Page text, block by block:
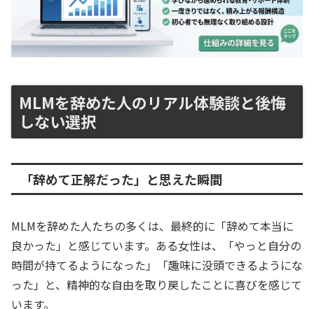
MLMを辞めた人のリアル体験談と後悔
しない選択
「辞めて正解だった」と思えた瞬間
MLMを辞めた人たちの多くは、最終的に「辞めて本当に
良かった」と感じています。ある女性は、「やっと自分の
時間が持てるようになった」「趣味に没頭できるようにな
った」と、精神的な自由を取り戻したことに喜びを感じて
います。